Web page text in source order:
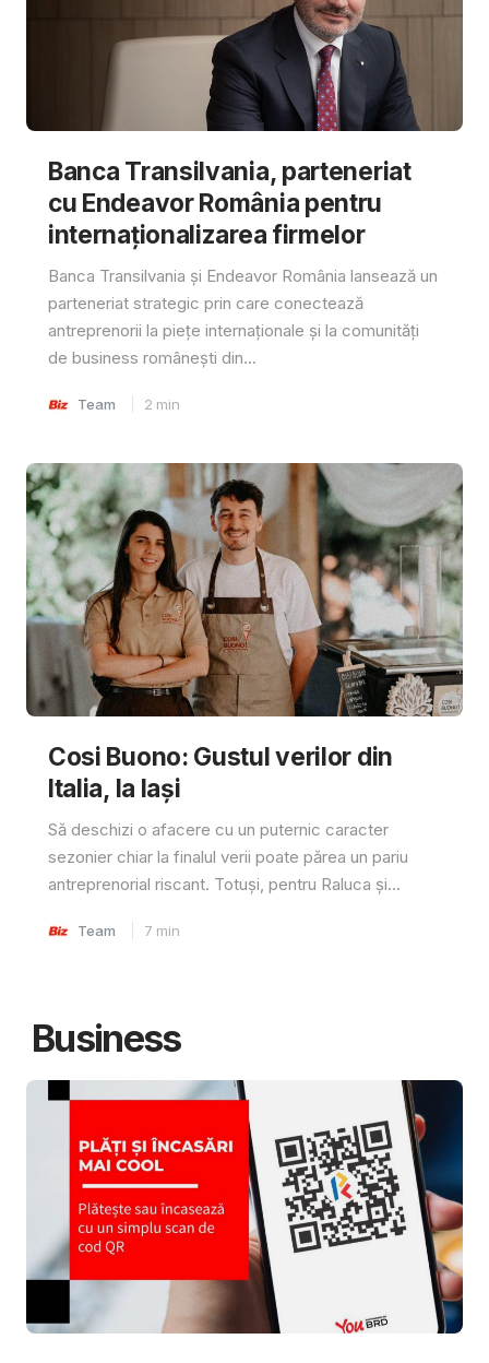
Banca Transilvania, parteneriat
cu Endeavor România pentru
internaționalizarea firmelor
Banca Transilvania și Endeavor România lansează un
parteneriat strategic prin care conectează
antreprenorii la piețe internaționale și la comunități
de business românești din...
Team 2 min
Cosi Buono: Gustul verilor din
Italia, la Iași
Să deschizi o afacere cu un puternic caracter
sezonier chiar la finalul verii poate părea un pariu
antreprenorial riscant. Totuși, pentru Raluca și...
Team 7 min
Business